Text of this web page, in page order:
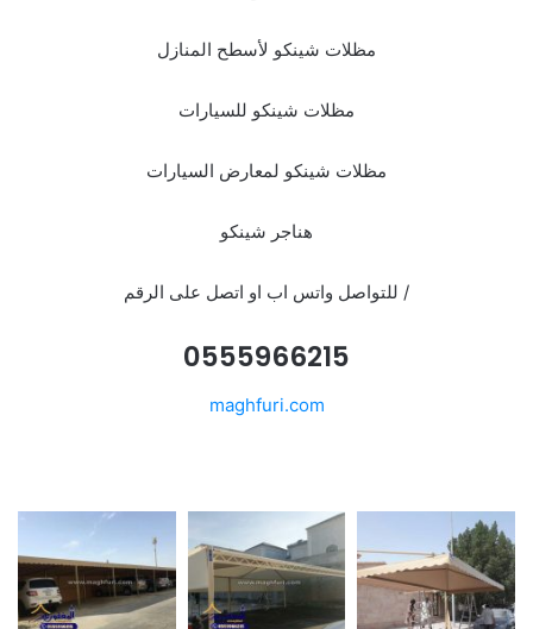
مظلات شينكو لأسطح المنازل
مظلات شينكو للسيارات
مظلات شينكو لمعارض السيارات
هناجر شينكو
للتواصل واتس اب او اتصل على الرقم /
0555966215
maghfuri.com